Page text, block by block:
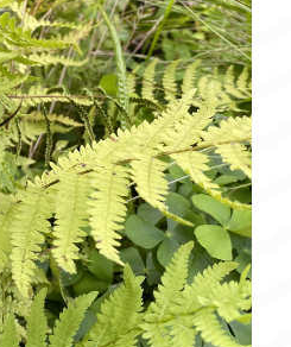
ADULTES & SCOLAIRES
REPAS